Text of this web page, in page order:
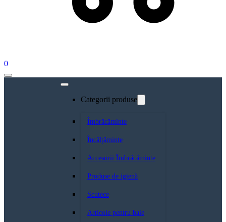
0
Categorii produse
Îmbrăcăminte
Încălțăminte
Accesorii Îmbrăcăminte
Produse de igienă
Scutece
Articole pentru baie